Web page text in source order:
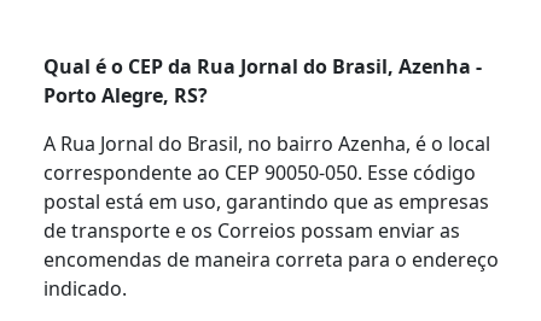
Qual é o CEP da Rua Jornal do Brasil, Azenha -
Porto Alegre, RS?
A Rua Jornal do Brasil, no bairro Azenha, é o local
correspondente ao CEP 90050-050. Esse código
postal está em uso, garantindo que as empresas
de transporte e os Correios possam enviar as
encomendas de maneira correta para o endereço
indicado.